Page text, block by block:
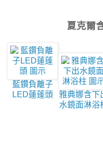
夏克爾
藍鑽負離子
LED蓮蓬頭
雅典娜含下
水鏡面淋浴